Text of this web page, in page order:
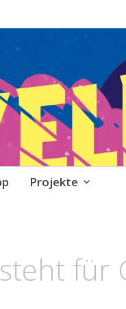
Skripte, Comics
Projekte
für